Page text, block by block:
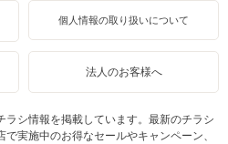
個人情報の取り扱いについて
法人のお客様へ
ラシ情報を掲載しています。最新のチラシ
実施中のお得なセールやキャンペーン、